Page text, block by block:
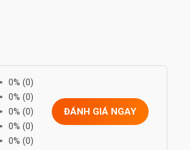
0% (0)
0% (0)
0% (0)
0% (0)
0% (0)
ĐÁNH GIÁ NGAY